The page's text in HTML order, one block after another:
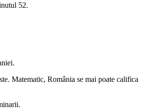
52.
Matematic, România se mai poate califica